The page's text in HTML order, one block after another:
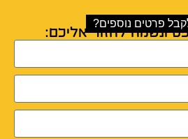
פרטים נוספים?
ונשמח לחזור אליכם: